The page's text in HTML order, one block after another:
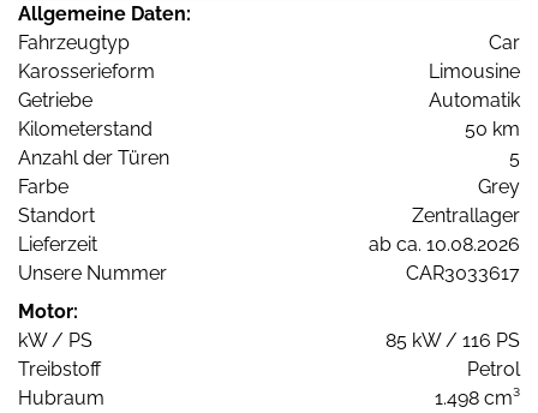
Allgemeine Daten:
Fahrzeugtyp
Car
Karosserieform
Limousine
Getriebe
Automatik
Kilometerstand
50 km
Anzahl der Türen
5
Farbe
Grey
Standort
Zentrallager
Lieferzeit
ab ca. 10.08.2026
Unsere Nummer
CAR3033617
Motor:
kW / PS
85 kW / 116 PS
Treibstoff
Petrol
Hubraum
1.498 cm³